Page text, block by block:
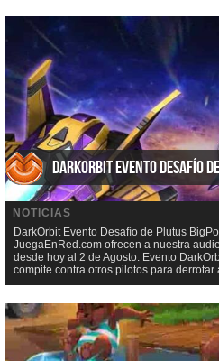
DarkOrbit Evento Desafío
NOTICIAS
DarkOrbit Evento Desafío de Plutus
JuegaEnRed.com ofrecen a nuestra
desde hoy al 2 de Agosto. Evento
compite contra otros pilotos para derrotar